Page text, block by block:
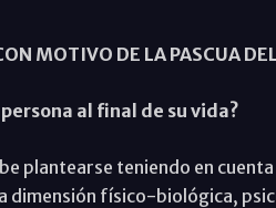
MOTIVO DE LA PASCUA
al final de su vida?
plantearse teniendo en
dimensión físico-biológica,